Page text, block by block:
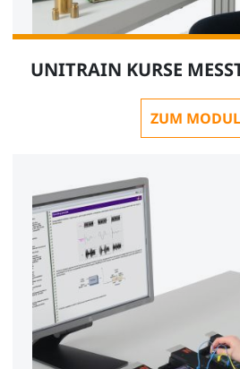
UNITRAIN KURSE
ZUM MODUL